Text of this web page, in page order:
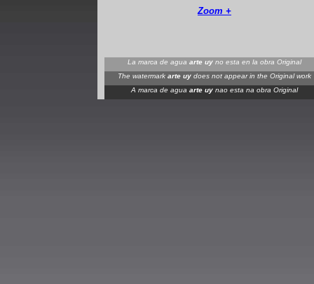
Zoom +
La marca de agua arte uy no esta en la obra Original
The watermark arte uy does not appear in the Original work
A marca de agua arte uy nao esta na obra Original